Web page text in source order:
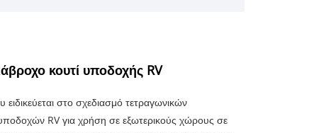
κουτί υποδοχής RV
στο σχεδιασμό τετραγωνικών
RV για χρήση σε εξωτερικούς χώρους σε